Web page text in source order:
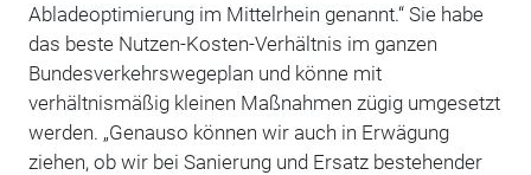
Abladeoptimierung im Mittelrhein genannt.“ Sie habe
das beste Nutzen-Kosten-Verhältnis im ganzen
Bundesverkehrswegeplan und könne mit
verhältnismäßig kleinen Maßnahmen zügig umgesetzt
werden. „Genauso können wir auch in Erwägung
ziehen, ob wir bei Sanierung und Ersatz bestehender